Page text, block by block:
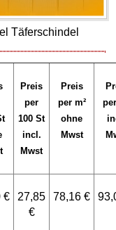
Täferschindel
Preis
per
100 St
incl.
Mwst
Preis
per m²
ohne
Mwst
€
27,85
€
78,16 €